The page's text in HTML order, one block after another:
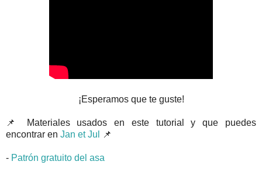
¡Esperamos que te guste!
📌 Materiales usados en este tutorial y que puedes
encontrar en Jan et Jul 📌
- Patrón gratuito del asa